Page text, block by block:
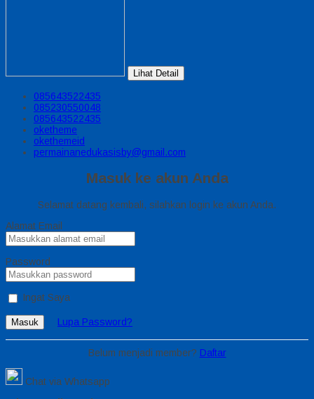
Lihat Detail
085643522435
085230550048
085643522435
oketheme
okethemeid
permainanedukasisby@gmail.com
Masuk ke akun Anda
Selamat datang kembali, silahkan login ke akun Anda.
Alamat Email
Password
Ingat Saya
Masuk Lupa Password?
Belum menjadi member? Daftar
Chat via Whatsapp